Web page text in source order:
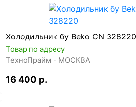
Холодильник бу Beko CN 328220
Товар по адресу
ТехноПрайм - МОСКВА
16 400 р.